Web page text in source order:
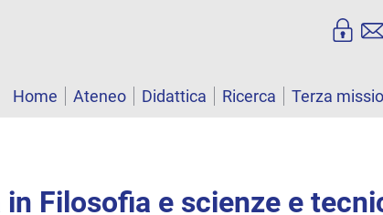
Home
Ateneo Didattica Ricerca Terza
Filosofia e scienze e